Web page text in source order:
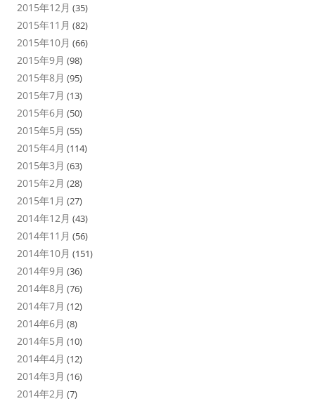
2015年12月 (35)
2015年11月 (82)
2015年10月 (66)
2015年9月 (98)
2015年8月 (95)
2015年7月 (13)
2015年6月 (50)
2015年5月 (55)
2015年4月 (114)
2015年3月 (63)
2015年2月 (28)
2015年1月 (27)
2014年12月 (43)
2014年11月 (56)
2014年10月 (151)
2014年9月 (36)
2014年8月 (76)
2014年7月 (12)
2014年6月 (8)
2014年5月 (10)
2014年4月 (12)
2014年3月 (16)
2014年2月 (7)